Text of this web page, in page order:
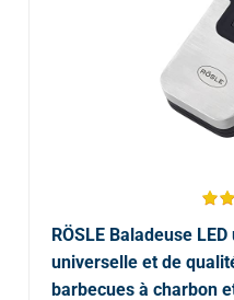
RÖSLE Baladeuse
universelle et de
barbecues à charbon